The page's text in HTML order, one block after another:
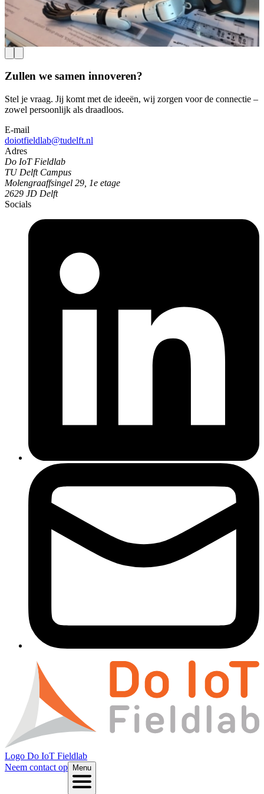
ontwikkelen die medewerkers ondersteunt en de toekomst van de
sector veiligstelt.
Lees meer
Zullen we samen innoveren?
Stel je vraag. Jij komt met de ideeën, wij zorgen voor de connectie –
zowel persoonlijk als draadloos.
E-mail
doiotfieldlab@tudelft.nl
Adres
Do IoT Fieldlab
TU Delft Campus
Molengraaffsingel 29, 1e etage
2629 JD Delft
Socials
Logo Do IoT Fieldlab
Neem contact op
Menu